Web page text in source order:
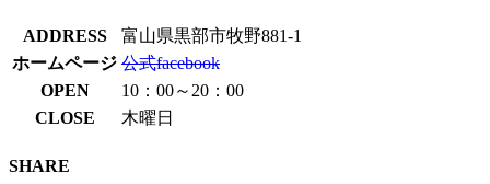
ADDRESS
富山県黒部市牧野881-1
ホームページ 公式facebook
OPEN
10：00～20：00
CLOSE
木曜日
SHARE